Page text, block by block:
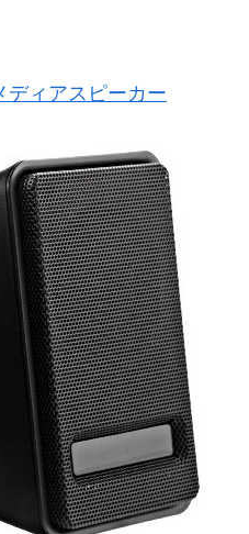
ディアスピーカー